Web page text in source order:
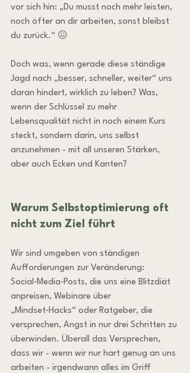
vor sich hin: „Du musst noch mehr leisten,
noch öfter an dir arbeiten, sonst bleibst
du zurück.“ 😖
Doch was, wenn gerade diese ständige
Jagd nach „besser, schneller, weiter“ uns
daran hindert, wirklich zu leben? Was,
wenn der Schlüssel zu mehr
Lebensqualität nicht in noch einem Kurs
steckt, sondern darin, uns selbst
anzunehmen - mit all unseren Stärken,
aber auch Ecken und Kanten?
Warum Selbstoptimierung oft
nicht zum Ziel führt
Wir sind umgeben von ständigen
Aufforderungen zur Veränderung:
Social‑Media‑Posts, die uns eine Blitzdiät
anpreisen, Webinare über
„Mindset‑Hacks“ oder Ratgeber, die
versprechen, Angst in nur drei Schritten zu
überwinden. Überall das Versprechen,
dass wir - wenn wir nur hart genug an uns
arbeiten - irgendwann alles im Griff